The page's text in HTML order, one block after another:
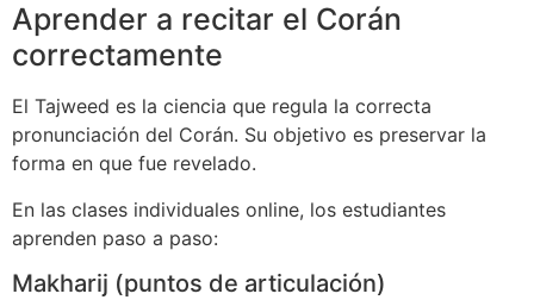
Aprender a recitar el Corán
correctamente
El Tajweed es la ciencia que regula la correcta
pronunciación del Corán. Su objetivo es preservar la
forma en que fue revelado.
En las clases individuales online, los estudiantes
aprenden paso a paso:
Makharij (puntos de articulación)